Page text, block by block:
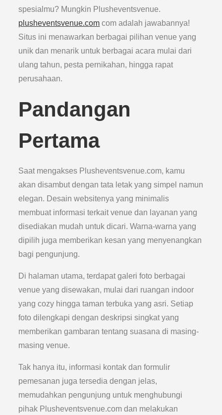
spesialmu? Mungkin Plusheventsvenue.
plusheventsvenue.com com adalah jawabannya!
Situs ini menawarkan berbagai pilihan venue yang
unik dan menarik untuk berbagai acara mulai dari
ulang tahun, pesta pernikahan, hingga rapat
perusahaan.
Pandangan
Pertama
Saat mengakses Plusheventsvenue.com, kamu
akan disambut dengan tata letak yang simpel namun
elegan. Desain websitenya yang minimalis
membuat informasi terkait venue dan layanan yang
disediakan mudah untuk dicari. Warna-warna yang
dipilih juga memberikan kesan yang menyenangkan
bagi pengunjung.
Di halaman utama, terdapat galeri foto berbagai
venue yang disewakan, mulai dari ruangan indoor
yang cozy hingga taman terbuka yang asri. Setiap
foto dilengkapi dengan deskripsi singkat yang
memberikan gambaran tentang suasana di masing-
masing venue.
Tak hanya itu, informasi kontak dan formulir
pemesanan juga tersedia dengan jelas,
memudahkan pengunjung untuk menghubungi
pihak Plusheventsvenue.com dan melakukan